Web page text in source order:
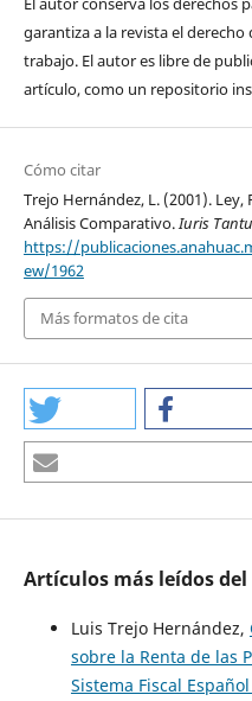
garantiza a la revista el
trabajo. El autor es libre de
artículo, como un repositorio
Cómo citar
Trejo Hernández, L. (2001). Ley,
Análisis Comparativo.Iuris
https://
ew/1962
Más formatos de cita
Artículos más leídos
Luis Trejo Hernández,
sobre la Renta de las
Sistema Fiscal Español